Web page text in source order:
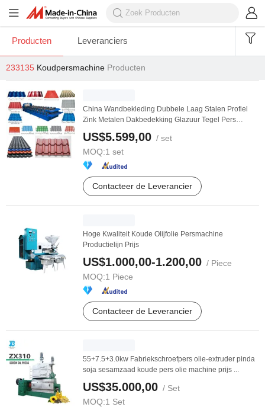
Producten Leveranciers
233135 Koudpersmachine Producten
China Wandbekleding Dubbele Laag Stalen Profiel
Zink Metalen Dakbedekking Glazuur Tegel Pers
IJzeren ...
US$5.599,00 / set
MOQ:1 set
Contacteer de Leverancier
Hoge Kwaliteit Koude Olijfolie Persmachine
Productielijn Prijs
US$1.000,00-1.200,00 / Piece
MOQ:1 Piece
Contacteer de Leverancier
55+7.5+3.0kw Fabriekschroefpers olie-extruder pinda
soja sesamzaad koude pers olie machine prijs ...
US$35.000,00 / Set
MOQ:1 Set